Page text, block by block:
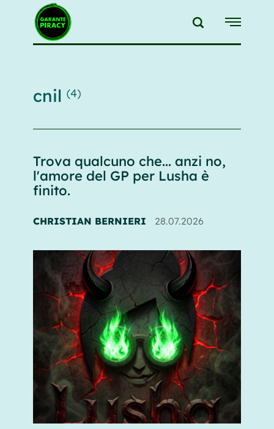
{{feedLink}}
cnil (4)
Trova qualcuno che... anzi no,
l'amore del GP per Lusha è
finito.
CHRISTIAN BERNIERI 28.07.2026